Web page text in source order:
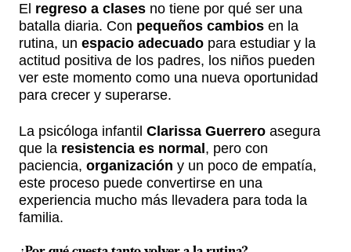
El regreso a clases no tiene por qué ser una
batalla diaria. Con pequeños cambios en la
rutina, un espacio adecuado para estudiar y la
actitud positiva de los padres, los niños pueden
ver este momento como una nueva oportunidad
para crecer y superarse.
La psicóloga infantil Clarissa Guerrero asegura
que la resistencia es normal , pero con
paciencia, organización y un poco de empatía,
este proceso puede convertirse en una
experiencia mucho más llevadera para toda la
familia.